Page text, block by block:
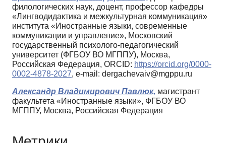
филологических наук, доцент, профессор кафедры
«Лингводидактика и межкультурная коммуникация»
института «Иностранные языки, современные
коммуникации и управление», Московский
государственный психолого-педагогический
университет (ФГБОУ ВО МГППУ), Москва,
Российская Федерация, ORCID: https://orcid.org/0000-
0002-4878-2027, e-mail: dergachevaiv@mgppu.ru
Александр Владимирович Павлюк, магистрант
факультета «Иностранные языки», ФГБОУ ВО
МГППУ, Москва, Российская Федерация